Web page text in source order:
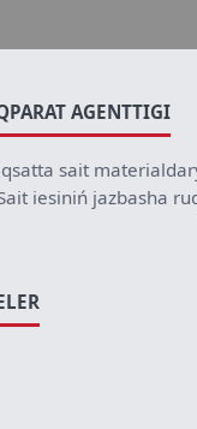
AGENTTIGI
sait
iesiniń jazbasha